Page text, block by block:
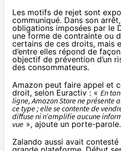
Les motifs de rejet sont
communiqué. Dans son arrêt
obligations imposées par le
une forme de contrainte ou
certains de ces droits, mais
d’entre elles répond de
objectif de prévention d’un
des consommateurs.
Amazon peut faire appel et
droit, selon Euractiv: « En
ligne, Amazon Store ne présente
ce type ; elle se contente de
diffuse ni n’amplifie aucune
vue », ajoute un porte-parole.
Zalando aussi avait contesté